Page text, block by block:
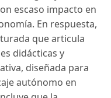
escaso impacto en
En respuesta,
que articula
didácticas y
diseñada para
autónomo en